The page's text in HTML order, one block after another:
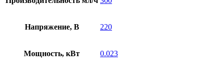
Напряжение, В 220
Мощность, кВт 0.023